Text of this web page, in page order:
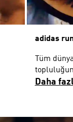
adidas
Tüm
Daha